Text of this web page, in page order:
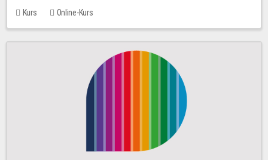
Kurs Online-Kurs